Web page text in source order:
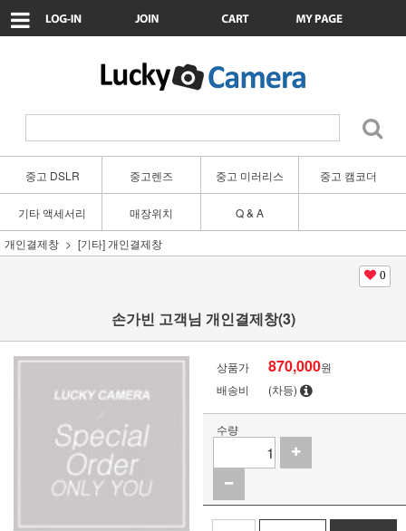
중고 DSLR 중고렌즈 중고 미러리스 중고 캠코더
기타 액세서리 매장위치
Q & A
개인결제창
[기타] 개인결제창
0
손가빈 고객님 개인결제창(3)
상품가 870,000원
배송비
(차등)
수량